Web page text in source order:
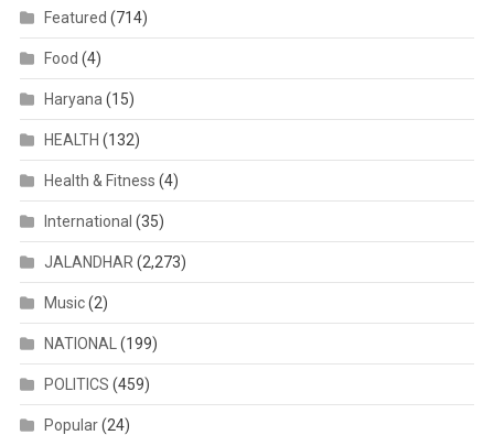
Featured (714)
Food (4)
Haryana (15)
HEALTH (132)
Health & Fitness (4)
International (35)
JALANDHAR (2,273)
Music(2)
NATIONAL (199)
POLITICS (459)
Popular(24)